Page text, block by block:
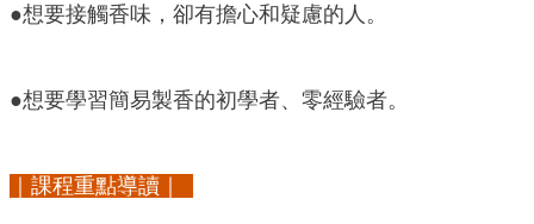
●想要接觸香味，卻有擔心和疑慮的人。
●想要學習簡易製香的初學者、零經驗者。
｜課程重點導讀｜